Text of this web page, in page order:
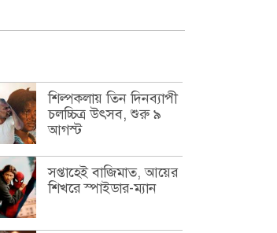
শিল্পকলায় তিন দিনব্যাপী
চলচ্চিত্র উৎসব, শুরু ৯
আগস্ট
সপ্তাহেই বাজিমাত, আয়ের
শিখরে স্পাইডার-ম্যান